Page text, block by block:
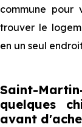
commune pour
trouver le
en un seul
Saint-
quelques
avant